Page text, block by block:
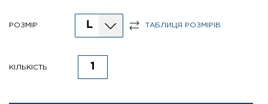
РОЗМІР L ТАБЛИЦЯ РОЗМІРІВ
КІЛЬКІСТЬ